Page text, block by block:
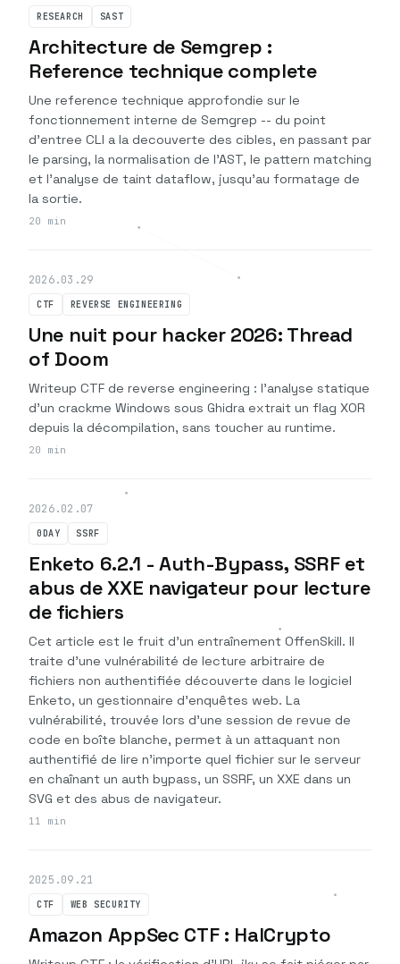
RESEARCH SAST
Architecture de Semgrep :
Reference technique complete
Une reference technique approfondie sur le
fonctionnement interne de Semgrep -- du point
d'entree CLI a la decouverte des cibles, en passant par
le parsing, la normalisation de l'AST, le pattern matching
et l'analyse de taint dataflow, jusqu'au formatage de
la sortie.
20 min
2026.03.29
CTF REVERSE ENGINEERING
Une nuit pour hacker 2026: Thread
of Doom
Writeup CTF de reverse engineering : l'analyse statique
d'un crackme Windows sous Ghidra extrait un flag XOR
depuis la décompilation, sans toucher au runtime.
20 min
2026.02.07
0DAY SSRF
Enketo 6.2.1 - Auth-Bypass, SSRF et
abus de XXE navigateur pour lecture
de fichiers
Cet article est le fruit d'un entraînement OffenSkill. Il
traite d'une vulnérabilité de lecture arbitraire de
fichiers non authentifiée découverte dans le logiciel
Enketo, un gestionnaire d'enquêtes web. La
vulnérabilité, trouvée lors d'une session de revue de
code en boîte blanche, permet à un attaquant non
authentifié de lire n'importe quel fichier sur le serveur
en chaînant un auth bypass, un SSRF, un XXE dans un
SVG et des abus de navigateur.
11 min
2025.09.21
CTF WEB SECURITY
Amazon AppSec CTF : HalCrypto